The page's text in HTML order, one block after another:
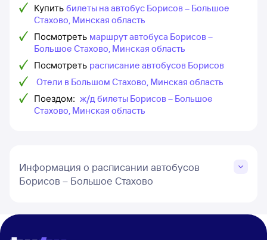
Купить билеты на автобус Борисов – Большое
Стахово, Минская область
Посмотреть маршрут автобуса Борисов –
Большое Стахово, Минская область
Посмотреть расписание автобусов Борисов
Отели в Большом Стахово, Минская область
Поездом: ж/д билеты Борисов – Большое
Стахово, Минская область
Информация о расписании автобусов
Борисов – Большое Стахово